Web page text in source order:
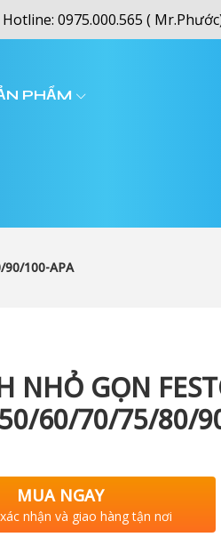
Hotline: 0975.000.565 (
PHẨM
90/100-APA
NHỎ GỌN
60/70/75/80/
MUA NGAY
nhận và giao hàng tận nơi